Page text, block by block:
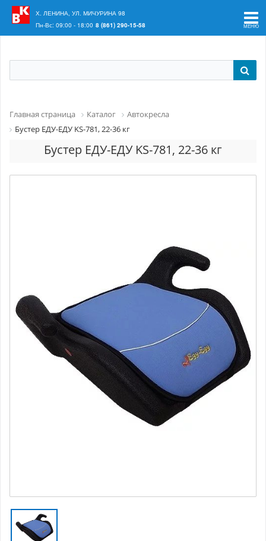
Ваш регион:
Х. ЛЕНИНА, УЛ. МИЧУРИНА 98
Пн-Вс: 09:00 - 18:00 8 (861) 290-15-58
Главная страница Каталог
Автокресла
Бустер ЕДУ-ЕДУ KS-781, 22-36 кг
Бустер ЕДУ-ЕДУ KS-781, 22-36 кг